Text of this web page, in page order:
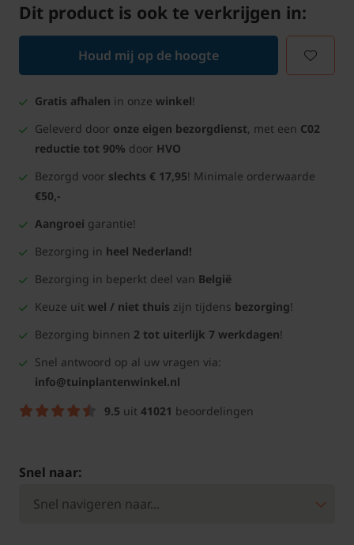
Dit product is ook te verkrijgen in:
Houd mij op de hoogte
Gratis afhalen in onze winkel!
Geleverd door onze eigen bezorgdienst, met een C02
reductie tot 90% door HVO
Bezorgd voor slechts € 17,95! Minimale orderwaarde
€50,-
Aangroei garantie!
Bezorging in heel Nederland!
Bezorging in beperkt deel van België
Keuze uit wel / niet thuis zijn tijdens bezorging!
Bezorging binnen 2 tot uiterlijk 7 werkdagen!
Snel antwoord op al uw vragen via:
info@tuinplantenwinkel.nl
9.5 uit 41021 beoordelingen
Snel naar: